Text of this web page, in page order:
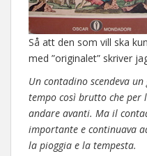
Så att den som vill ska
med ”originalet” skriver
Un contadino scendeva
tempo così brutto che per
andare avanti. Ma il
importante e continuava
la pioggia e la tempesta.